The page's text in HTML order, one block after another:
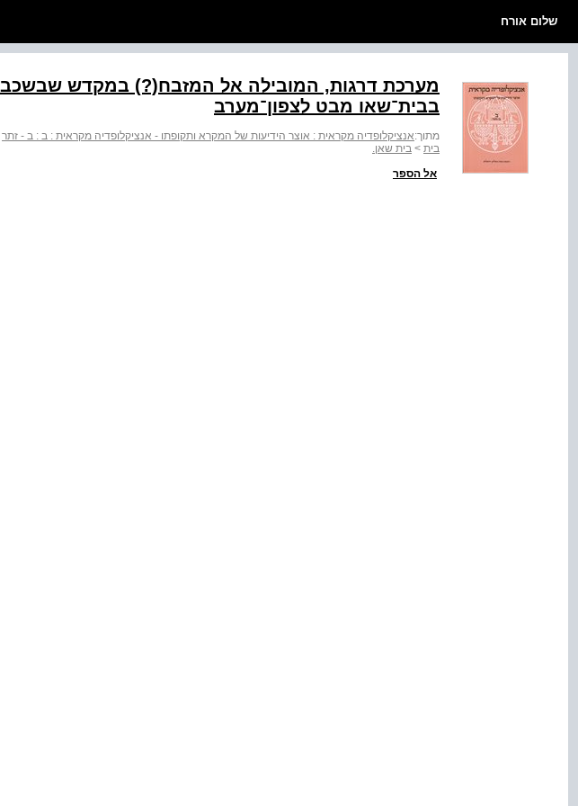
שלום אורח
מערכת דרגות, המובילה אל המזבח‭(?)‬
בבית־שאו מבט לצפון־מערב
מתוך:אנציקלופדיה מקראית : אוצר הידיעות של המקרא ותקופתו - אנציקלופדיה מקראית : ב : ב - זתר
בית > בית שאן.
אל הספר